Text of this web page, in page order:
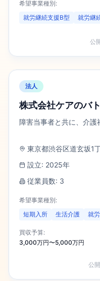
希望事業種別:
就労継続支援B型
就労継
公
法人
株式会社ケアのバ
障害当事者と共に、介護
設立: 2025年
従業員数: 3
希望事業種別:
短期入所
生活介護 就
買収予算:
3,000万円〜5,000万円
公